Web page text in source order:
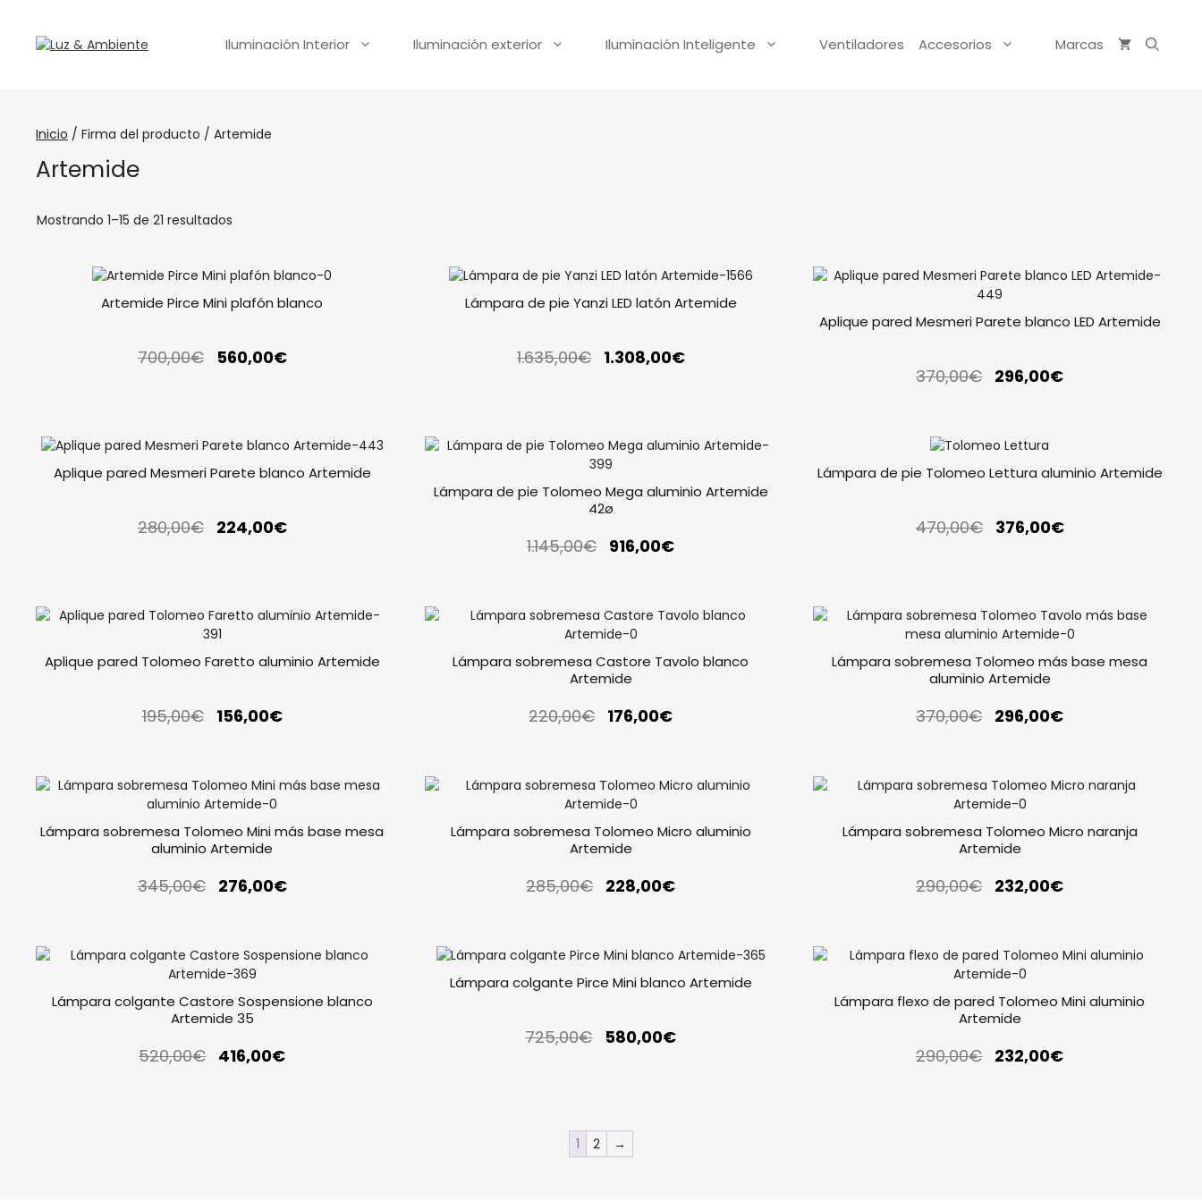
Iluminación Interior Iluminación exterior Iluminación Inteligente Ventiladores Accesorios Marcas
Inicio / Firma del producto / Artemide
Artemide
Mostrando 1–15 de 21 resultados
Artemide Pirce Mini plafón blanco
700,00€ 560,00€
Lámpara de pie Yanzi LED latón Artemide
1.635,00€ 1.308,00€
Aplique pared Mesmeri Parete blanco LED Artemide
370,00€ 296,00€
Aplique pared Mesmeri Parete blanco Artemide
280,00€ 224,00€
Lámpara de pie Tolomeo Mega aluminio Artemide
42ø
1.145,00€ 916,00€
Lámpara de pie Tolomeo Lettura aluminio Artemide
470,00€ 376,00€
Aplique pared Tolomeo Faretto aluminio Artemide
195,00€ 156,00€
Lámpara sobremesa Castore Tavolo blanco
Artemide
220,00€ 176,00€
Lámpara sobremesa Tolomeo más base mesa
aluminio Artemide
370,00€ 296,00€
Lámpara sobremesa Tolomeo Mini más base mesa
aluminio Artemide
345,00€ 276,00€
Lámpara sobremesa Tolomeo Micro aluminio
Artemide
285,00€ 228,00€
Lámpara sobremesa Tolomeo Micro naranja
Artemide
290,00€ 232,00€
Lámpara colgante Castore Sospensione blanco
Artemide 35
520,00€ 416,00€
Lámpara colgante Pirce Mini blanco Artemide
725,00€ 580,00€
Lámpara flexo de pared Tolomeo Mini aluminio
Artemide
290,00€ 232,00€
1 2 →